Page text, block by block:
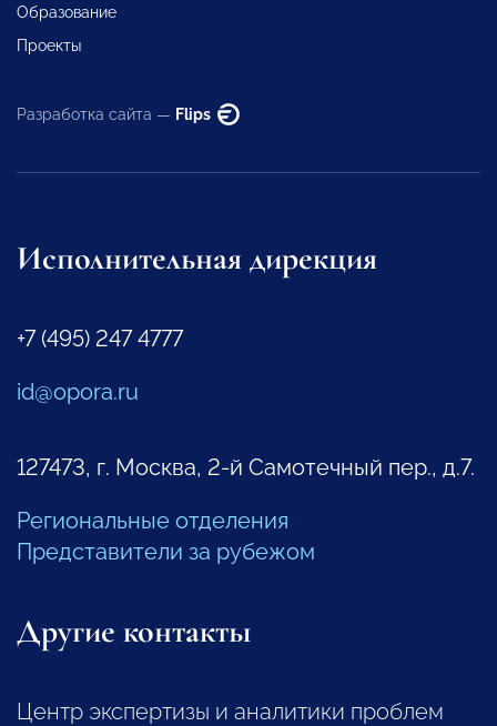
Образование
Проекты
Разработка сайта — Flips
Исполнительная дирекция
+7 (495) 247 4777
id@opora.ru
127473, г. Москва, 2-й Самотечный пер., д.7.
Региональные отделения
Представители за рубежом
Другие контакты
Центр экспертизы и аналитики проблем